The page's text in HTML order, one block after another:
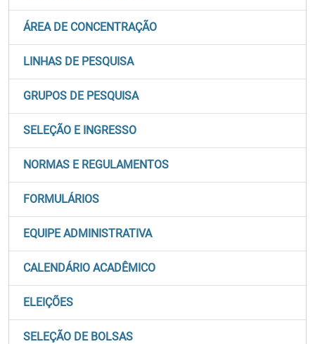
ÁREA DE CONCENTRAÇÃO
LINHAS DE PESQUISA
GRUPOS DE PESQUISA
SELEÇÃO E INGRESSO
NORMAS E REGULAMENTOS
FORMULÁRIOS
EQUIPE ADMINISTRATIVA
CALENDÁRIO ACADÊMICO
ELEIÇÕES
SELEÇÃO DE BOLSAS